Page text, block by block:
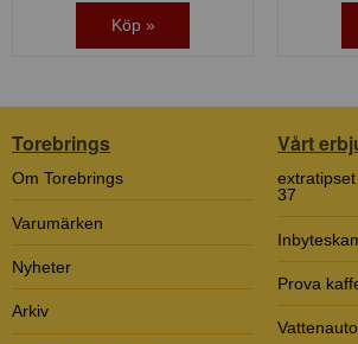
Köp »
Torebrings
Om Torebrings
Varumärken
Nyheter
Arkiv
Vårt
37
Prova